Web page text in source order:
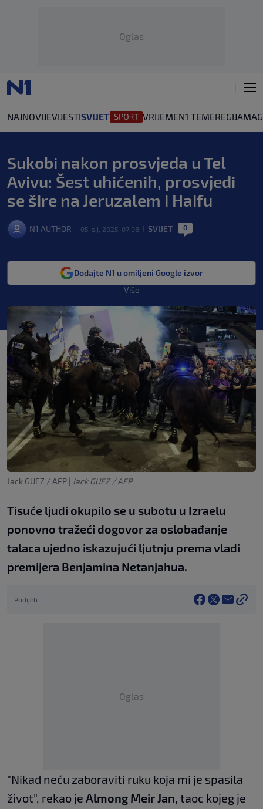
Oglas
NAJNOVIJEVIJESTISVIJET VRIJEMEN1 TEMEREGIJA
Sukobi nakon prosvjeda u Tel
Avivu: Šest uhićenih, prosvjedi
se šire na Jeruzalem i Haifu
N1 AUTHOR 05. sij. 2025. 07:08 SVIJET 0
Dodajte N1 u omiljeni Google izvor
Više
Jack GUEZ / AFP | Jack GUEZ / AFP
Tisuće ljudi okupilo se u subotu u Izraelu
ponovno tražeći dogovor za oslobađanje
talaca ujedno iskazujući ljutnju prema vladi
premijera Benjamina Netanjahua.
Podijeli
Oglas
"Nikad neću zaboraviti ruku koja mi je spasila
život", rekao je Almong Meir Jan, taoc kojeg je